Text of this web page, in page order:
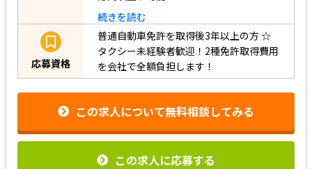
続きを読む
応募資格
普通自動車免許を取得後3年以上の方☆
タクシー未経験者歓迎！2種免許取得費用
を会社で全額負担します！
この求人について無料相談してみる
この求人に応募する